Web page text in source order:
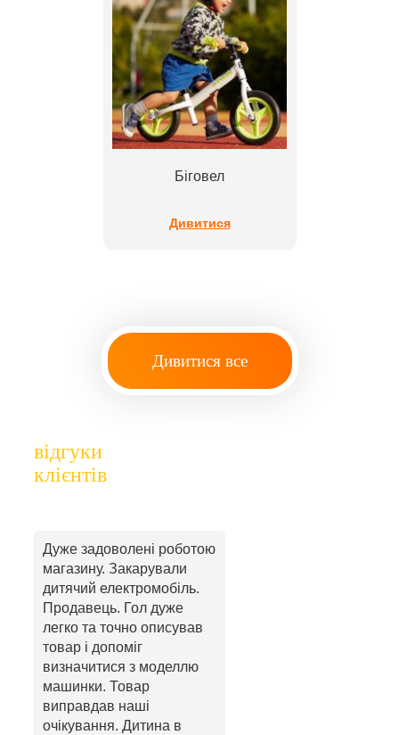
Біговел
Дивитися
Дивитися все
відгуки
клієнтів
Дуже задоволені роботою
магазину. Закарували
дитячий електромобіль.
Продавець. Гол дуже
легко та точно описував
товар і допоміг
визначитися з моделлю
машинки. Товар
виправдав наші
очікування. Дитина в